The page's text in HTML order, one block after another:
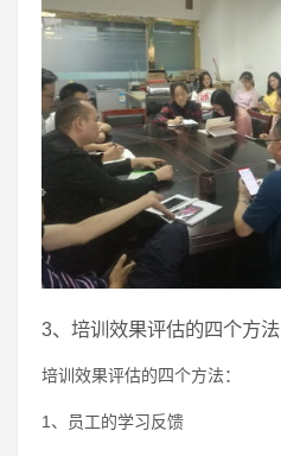
3、培训效果评估的四个方法
培训效果评估的四个方法：
1、员工的学习反馈